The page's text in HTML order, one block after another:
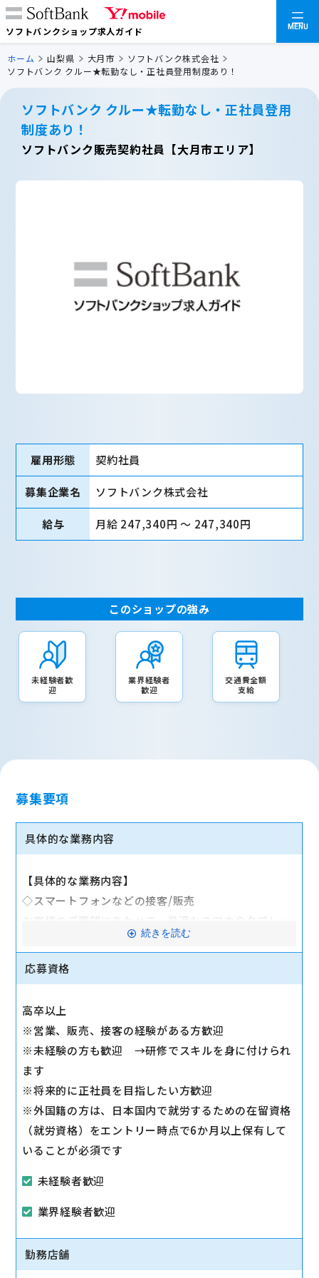
ソフトバンクショップ求人ガイド MENU
ホーム 山梨県 大月市
ソフトバンク株式会社
ソフトバンク クルー★転勤なし・正社員登用制度あり！
ソフトバンク クルー★転勤なし・正社員登用
制度あり！
ソフトバンク販売契約社員【大月市エリア】
雇用形態 契約社員
募集企業名 ソフトバンク株式会社
給与 月給 247,340円 〜 247,340円
このショップの強み
未経験者歓
迎
業界経験者
歓迎
交通費全額
支給
募集要項
具体的な業務内容
【具体的な業務内容】
◇スマートフォンなどの接客/販売
お客様のご要望にあわせて、最適なスマホやタブレッ
ト、料金プランなどをご提案します。
◇その他、各種商品・サービスのご案内
◇販売イベントの運営
◇売場管理/実績管理
売場のレイアウト変更など魅力的なお店作りをお願い
します。
続きを読む
応募資格
高卒以上
※営業、販売、接客の経験がある方歓迎
※未経験の方も歓迎 →研修でスキルを身に付けられ
ます
※将来的に正社員を目指したい方歓迎
※外国籍の方は、日本国内で就労するための在留資格
（就労資格）をエントリー時点で6か月以上保有して
いることが必須です
未経験者歓迎
業界経験者歓迎
勤務店舗